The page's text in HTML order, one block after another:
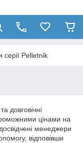
серії Pelletnik
довговічні
цінами на
менеджери
відповівши